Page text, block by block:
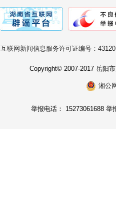
互联网新闻信息服务许可证编号：
Copyright© 2007-2017 岳阳
湘公
举报电话： 15273061688